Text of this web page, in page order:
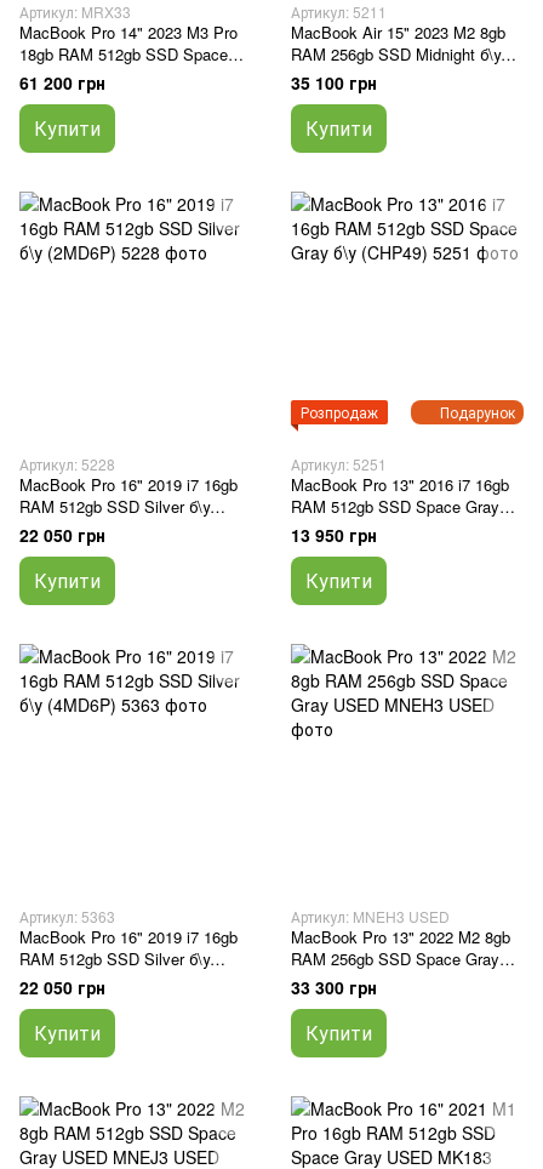
Артикул: MRX33
MacBook Pro 14" 2023 M3 Pro
18gb RAM 512gb SSD Space
Black б\у (JC5X2)
61 200 грн
Купити
Артикул: 5211
MacBook Air 15" 2023 M2 8gb
RAM 256gb SSD Midnight б\у
(GR24X)
35 100 грн
Купити
Артикул: 5228
MacBook Pro 16" 2019 i7 16gb
RAM 512gb SSD Silver б\у
(2MD6P)
22 050 грн
Купити
Подарунок
Розпродаж
Артикул: 5251
MacBook Pro 13" 2016 i7 16gb
RAM 512gb SSD Space Gray
б\у (CHP49)
13 950 грн
Купити
Артикул: 5363
MacBook Pro 16" 2019 i7 16gb
RAM 512gb SSD Silver б\у
(4MD6P)
22 050 грн
Купити
Артикул: MNEH3 USED
MacBook Pro 13" 2022 M2 8gb
RAM 256gb SSD Space Gray
USED
33 300 грн
Купити